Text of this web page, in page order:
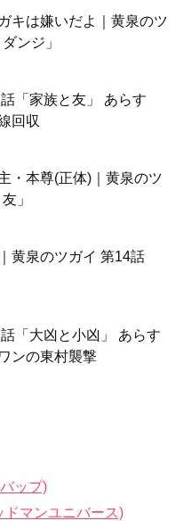
キは嫌いだよ｜黄泉のツ
ンジ」
「家族と友」 あらす
回収
・本尊(正体)｜黄泉のツ
」
黄泉のツガイ 第14話
「大凶と小凶」 あらす
ンの東村襲撃
ップ)
マンユニバース)